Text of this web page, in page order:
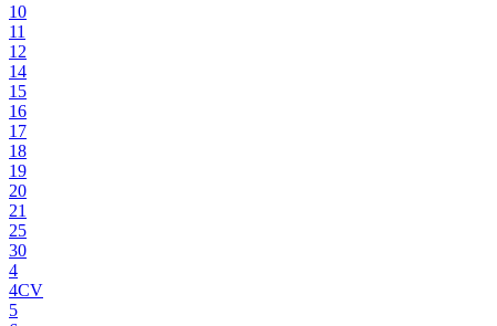
10
11
12
14
15
16
17
18
19
20
21
25
30
4
4CV
5